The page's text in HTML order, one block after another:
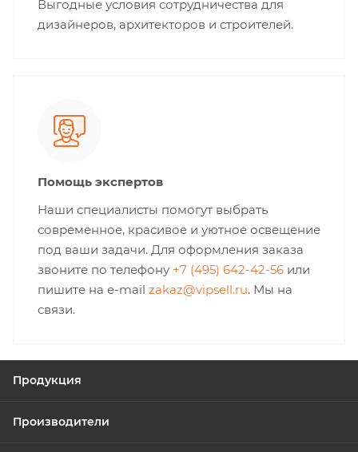
Выгодные условия сотрудничества для
дизайнеров, архитекторов и строителей.
Помощь экспертов
Наши специалисты помогут выбрать
современное, красивое и уютное освещение
под ваши задачи. Для оформления заказа
звоните по телефону +7 (495) 642-42-56 или
пишите на e-mail zakaz@vipsell.ru. Мы на
связи.
Продукция
Производители